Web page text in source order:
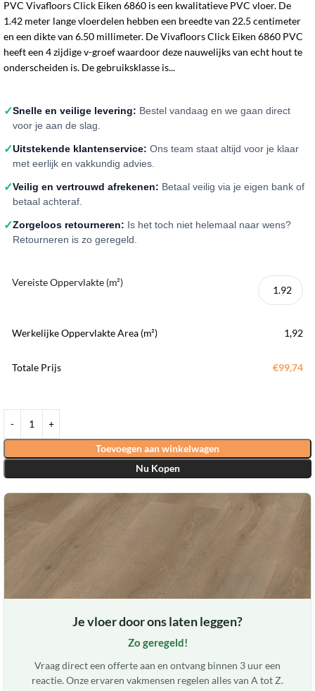
PVC Vivafloors Click Eiken 6860 is een kwalitatieve PVC vloer. De
1.42 meter lange vloerdelen hebben een breedte van 22.5 centimeter
en een dikte van 6.50 millimeter. De Vivafloors Click Eiken 6860 PVC
heeft een 4 zijdige v-groef waardoor deze nauwelijks van echt hout te
onderscheiden is. De gebruiksklasse is...
✓Snelle en veilige levering: Bestel vandaag en we gaan direct
voor je aan de slag.
✓Uitstekende klantenservice: Ons team staat altijd voor je klaar
met eerlijk en vakkundig advies.
✓Veilig en vertrouwd afrekenen: Betaal veilig via je eigen bank of
betaal achteraf.
✓Zorgeloos retourneren: Is het toch niet helemaal naar wens?
Retourneren is zo geregeld.
Vereiste Oppervlakte (m²)
Werkelijke Oppervlakte Area (m²) 1,92
Totale Prijs €99,74
Toevoegen aan winkelwagen
Nu Kopen
Je vloer door ons laten leggen?
Zo geregeld!
Vraag direct een offerte aan en ontvang binnen 3 uur een
reactie. Onze ervaren vakmensen regelen alles van A tot Z.